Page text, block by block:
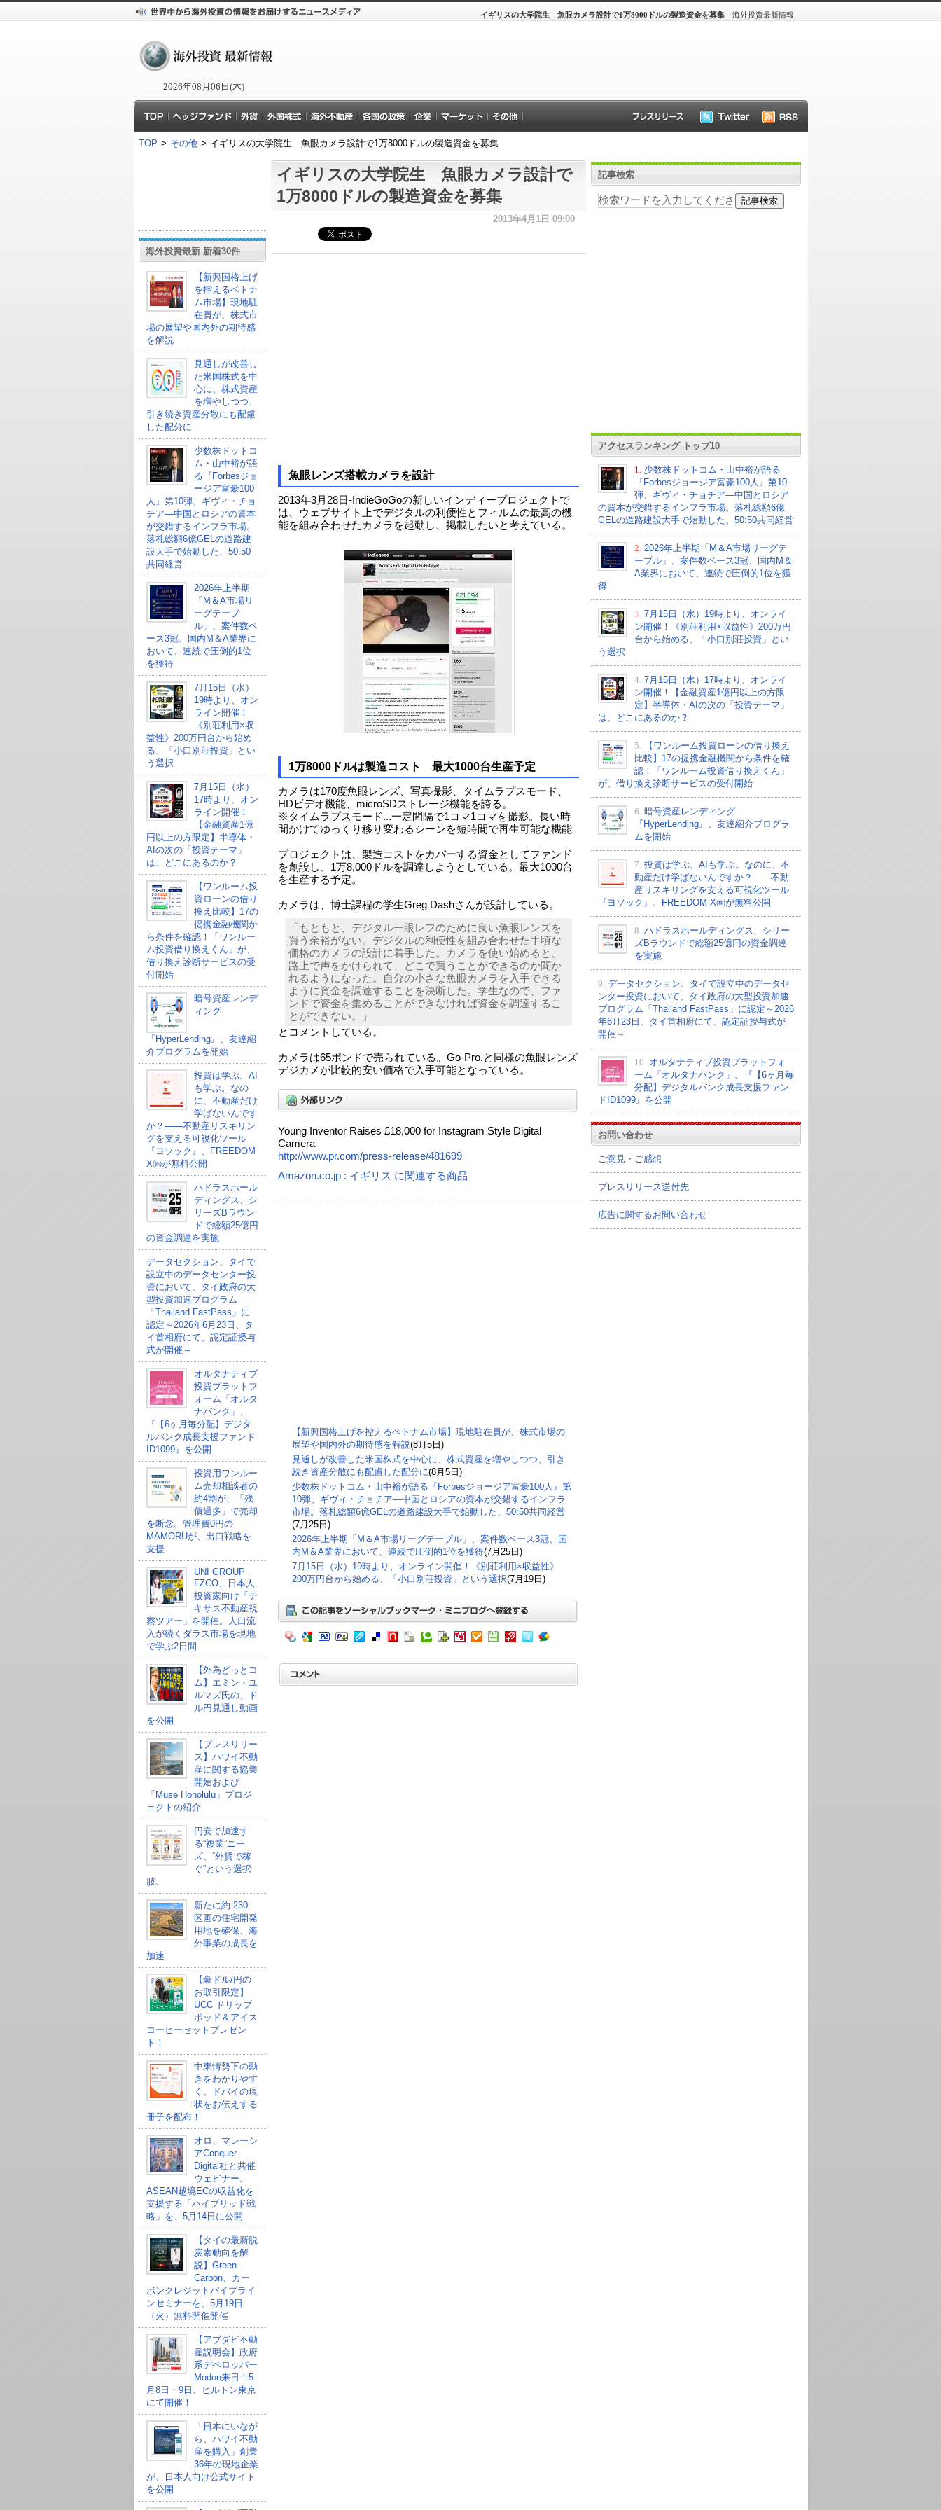
2026年08月06日(木)
海外投資最新情報
イギリスの大学院生 魚眼カメラ設計で1万8000ドルの製造資金を募集
TOP > その他 > イギリスの大学院生 魚眼カメラ設計で1万8000ドルの製造資金を募集
海外投資最新 新着30件
【新興国格上げ
を控えるベトナ
ム市場】現地駐
在員が、株式市
場の展望や国内外の期待感
を解説
見通しが改善し
た米国株式を中
心に、株式資産
を増やしつつ、
引き続き資産分散にも配慮
した配分に
少数株ドットコ
ム・山中裕が語
る『Forbesジョ
ージア富豪100
人』第10弾、ギヴィ・チョ
チア―中国とロシアの資本
が交錯するインフラ市場。
落札総額6億GELの道路建
設大手で始動した、50:50
共同経営
2026年上半期
「M＆A市場リ
ーグテーブ
ル」、案件数ベ
ース3冠、国内M＆A業界に
おいて、連続で圧倒的1位
を獲得
7月15日（水）
19時より、オン
ライン開催！
《別荘利用×収
益性》200万円台から始め
る、「小口別荘投資」とい
う選択
7月15日（水）
17時より、オン
ライン開催！
【金融資産1億
円以上の方限定】半導体・
AIの次の「投資テーマ」
は、どこにあるのか？
【ワンルーム投
資ローンの借り
換え比較】17の
提携金融機関か
ら条件を確認！「ワンルー
ム投資借り換えくん」が、
借り換え診断サービスの受
付開始
暗号資産レンデ
ィング
『HyperLending』、友達紹
介プログラムを開始
投資は学ぶ。AI
も学ぶ。なの
に、不動産だけ
学ばないんです
か？——不動産リスキリン
グを支える可視化ツール
『ヨソック』、FREEDOM
X㈱が無料公開
ハドラスホール
ディングス、シ
リーズBラウン
ドで総額25億円
の資金調達を実施
データセクション、タイで
設立中のデータセンター投
資において、タイ政府の大
型投資加速プログラム
「Thailand FastPass」に
認定～2026年6月23日、タ
イ首相府にて、認定証授与
式が開催～
オルタナティブ
投資プラットフ
ォーム「オルタ
ナバンク」、
『【6ヶ月毎分配】デジタ
ルバンク成長支援ファンド
ID1099』を公開
投資用ワンルー
ム売却相談者の
約4割が、「残
債過多」で売却
を断念。管理費0円の
MAMORUが、出口戦略を
支援
UNI GROUP
FZCO、日本人
投資家向け「テ
キサス不動産視
察ツアー」を開催。人口流
入が続くダラス市場を現地
で学ぶ2日間
【外為どっとコ
ム】エミン・ユ
ルマズ氏の、ド
ル円見通し動画
を公開
【プレスリリー
ス】ハワイ不動
産に関する協業
開始および
「Muse Honolulu」プロジ
ェクトの紹介
円安で加速す
る“複業”ニー
ズ、“外貨で稼
ぐ”という選択
肢。
新たに約 230
区画の住宅開発
用地を確保、海
外事業の成長を
加速
【豪ドル/円の
お取引限定】
UCC ドリップ
ポッド＆アイス
コーヒーセットプレゼン
ト！
中東情勢下の動
きをわかりやす
く。ドバイの現
状をお伝えする
冊子を配布！
オロ、マレーシ
アConquer
Digital社と共催
ウェビナー。
ASEAN越境ECの収益化を
支援する「ハイブリッド戦
略」を、5月14日に公開
【タイの最新脱
炭素動向を解
説】Green
Carbon、カー
ボンクレジットパイプライ
ンセミナーを、5月19日
（火）無料開催開催
【アブダビ不動
産説明会】政府
系デベロッパー
Modon来日！5
月8日・9日、ヒルトン東京
にて開催！
「日本にいなが
ら、ハワイ不動
産を購入」創業
36年の現地企業
が、日本人向け公式サイト
を公開
イギリスの大学院生 魚眼カメラ設計で
1万8000ドルの製造資金を募集
2013年4月1日 09:00
魚眼レンズ搭載カメラを設計
2013年3月28日-IndieGoGoの新しいインディープロジェクトで
は、ウェブサイト上でデジタルの利便性とフィルムの最高の機
能を組み合わせたカメラを起動し、掲載したいと考えている。
1万8000ドルは製造コスト 最大1000台生産予定
カメラは170度魚眼レンズ、写真撮影、タイムラプスモード、
HDビデオ機能、microSDストレージ機能を誇る。
※タイムラプスモード...一定間隔で1コマ1コマを撮影。長い時
間かけてゆっくり移り変わるシーンを短時間で再生可能な機能
プロジェクトは、製造コストをカバーする資金としてファンド
を創設し、1万8,000ドルを調達しようとしている。最大1000台
を生産する予定。
カメラは、博士課程の学生Greg Dashさんが設計している。
「もともと、デジタル一眼レフのために良い魚眼レンズを
買う余裕がない。デジタルの利便性を組み合わせた手頃な
価格のカメラの設計に着手した。カメラを使い始めると、
路上で声をかけられて、どこで買うことができるのか聞か
れるようになった。自分の小さな魚眼カメラを入手できる
ように資金を調達することを決断した。学生なので、ファ
ンドで資金を集めることができなければ資金を調達するこ
とができない。」
とコメントしている。
カメラは65ポンドで売られている。Go-Pro.と同様の魚眼レンズ
デジカメが比較的安い価格で入手可能となっている。
Young Inventor Raises £18,000 for Instagram Style Digital
Camera
http://www.pr.com/press-release/481699
Amazon.co.jp : イギリス に関連する商品
【新興国格上げを控えるベトナム市場】現地駐在員が、株式市場の
展望や国内外の期待感を解説(8月5日)
見通しが改善した米国株式を中心に、株式資産を増やしつつ、引き
続き資産分散にも配慮した配分に(8月5日)
少数株ドットコム・山中裕が語る『Forbesジョージア富豪100人』第
10弾、ギヴィ・チョチア―中国とロシアの資本が交錯するインフラ
市場。落札総額6億GELの道路建設大手で始動した、50:50共同経営
(7月25日)
2026年上半期「M＆A市場リーグテーブル」、案件数ベース3冠、国
内M＆A業界において、連続で圧倒的1位を獲得(7月25日)
7月15日（水）19時より、オンライン開催！《別荘利用×収益性》
200万円台から始める、「小口別荘投資」という選択(7月19日)
記事検索
アクセスランキング トップ10
1.
少数株ドットコム・山中裕が語る
『Forbesジョージア富豪100人』第10
弾、ギヴィ・チョチア―中国とロシア
の資本が交錯するインフラ市場。落札総額6億
GELの道路建設大手で始動した、50:50共同経営
2. 2026年上半期「M＆A市場リーグテ
ーブル」、案件数ベース3冠、国内M＆
A業界において、連続で圧倒的1位を獲
得
3. 7月15日（水）19時より、オンライ
ン開催！《別荘利用×収益性》200万円
台から始める、「小口別荘投資」とい
う選択
4. 7月15日（水）17時より、オンライ
ン開催！【金融資産1億円以上の方限
定】半導体・AIの次の「投資テーマ」
は、どこにあるのか？
5.
【ワンルーム投資ローンの借り換え
比較】17の提携金融機関から条件を確
認！「ワンルーム投資借り換えくん」
が、借り換え診断サービスの受付開始
6. 暗号資産レンディング
『HyperLending』、友達紹介プログラ
ムを開始
7. 投資は学ぶ。AIも学ぶ。なのに、不
動産だけ学ばないんですか？——不動
産リスキリングを支える可視化ツール
『ヨソック』、FREEDOM X㈱が無料公開
8. ハドラスホールディングス、シリー
ズBラウンドで総額25億円の資金調達
を実施
9. データセクション、タイで設立中のデータセ
ンター投資において、タイ政府の大型投資加速
プログラム「Thailand FastPass」に認定～2026
年6月23日、タイ首相府にて、認定証授与式が
開催～
10. オルタナティブ投資プラットフォ
ーム「オルタナバンク」、『【6ヶ月毎
分配】デジタルバンク成長支援ファン
ドID1099』を公開
お問い合わせ
ご意見・ご感想
プレスリリース送付先
広告に関するお問い合わせ